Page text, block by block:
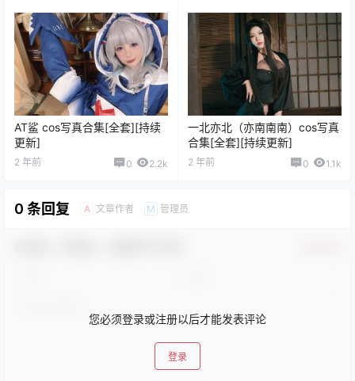
AT鲨 cos写真合集[全套][持续
更新]
2 年前 0 2.2k
一北亦北（亦南南南）cos写真
合集[全套][持续更新]
2 年前 0 1.1k
0 条回复 A 文章作者 M 管理员
您必须登录或注册以后才能发表评论
登录